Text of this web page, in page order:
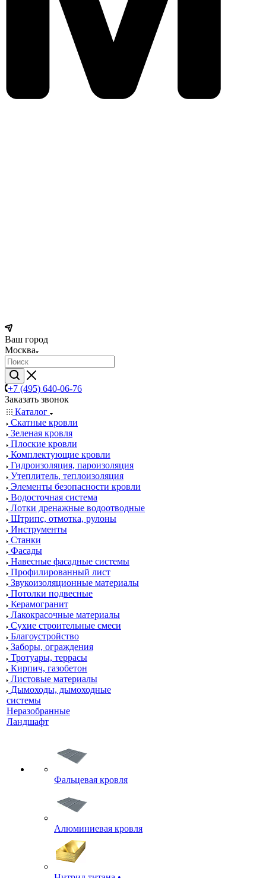
Ваш город
Москва
+7 (495) 640-06-76
Заказать звонок
Каталог
Скатные кровли
Зеленая кровля
Плоские кровли
Комплектующие кровли
Гидроизоляция, пароизоляция
Утеплитель, теплоизоляция
Элементы безопасности кровли
Водосточная система
Лотки дренажные водоотводные
Штрипс, отмотка, рулоны
Инструменты
Станки
Фасады
Навесные фасадные системы
Профилированный лист
Звукоизоляционные материалы
Потолки подвесные
Керамогранит
Лакокрасочные материалы
Сухие строительные смеси
Благоустройство
Заборы, ограждения
Тротуары, террасы
Кирпич, газобетон
Листовые материалы
Дымоходы, дымоходные
системы
Неразобранные
Ландшафт
Фальцевая кровля
Алюминиевая кровля